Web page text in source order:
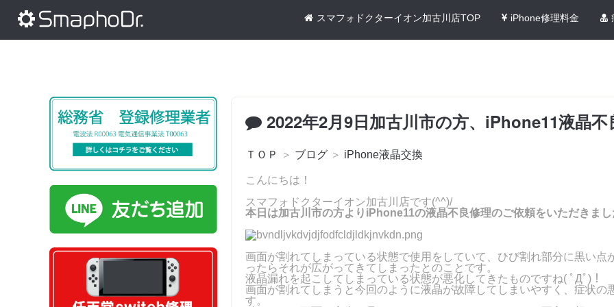
スマフォドクターイオン加古川店TOP iPhone修理料金
2022年2月9日加古川市の方、iPhone11液晶不
ＴＯＰ ＞ ブログ ＞ iPhone液晶交換
こんにちは！
スマフォドクターイオン加古川店です(^^)/
本日は加古川市の方よりiPhone11の液晶不良修理のご依頼をいただきま
画面が割れてしまっている状態で使用をしていて、ひび割れ部分に黒い点
ったらそれが広がってきてしまったとのことです。
液晶漏れを起こしてしまっている状態が悪化してきたものですね( ﾟДﾟ)！
画面が割れてしまうと今回のように液晶が故障してしまいやすく、症状の
す。